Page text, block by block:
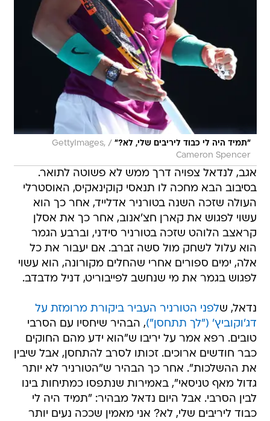
"תמיד היה לי כבוד ליריבים שלי, לא?" /
GettyImages,
Cameron Spencer
אגב, לנדאל צפויה דרך ממש לא פשוטה לתואר.
בסיבוב הבא מחכה לו תנאסי קוקינאקיס, האוסטרלי
העולה שזכה השנה בטורניר אדלייד, אחר כך הוא
עשוי לפגוש את קארן חצ'אנוב, אחר כך את אסלן
קראצב הלוהט שזכה בטורניר סידני, וברבע הגמר
הוא עלול לשחק מול סשה זברב. אם יעבור את כל
אלה, ימים ספורים אחרי שהחלים מקורונה, הוא עשוי
לפגוש בגמר את מי שנחשב לפייבוריט, דניל מדבדב.
נדאל, שלפני הטורניר העביר ביקורת מרומזת על
דג'וקוביץ' ("לך תתחסן"), הבהיר שיחסיו עם הסרבי
טובים. רפא אמר על יריבו ש"הוא ידע מהם החוקים
כבר חודשים ארוכים. זכותו לסרב להתחסן, אבל שיבין
את ההשלכות". אחר כך הבהיר ש"הטורניר לא יותר
גדול מאף טניסאי", באמירות שנתפסו כמתיחות בינו
לבין הסרבי. אבל היום נדאל מבהיר: "תמיד היה לי
כבוד ליריבים שלי, לא? אני מאמין שככה נעים יותר